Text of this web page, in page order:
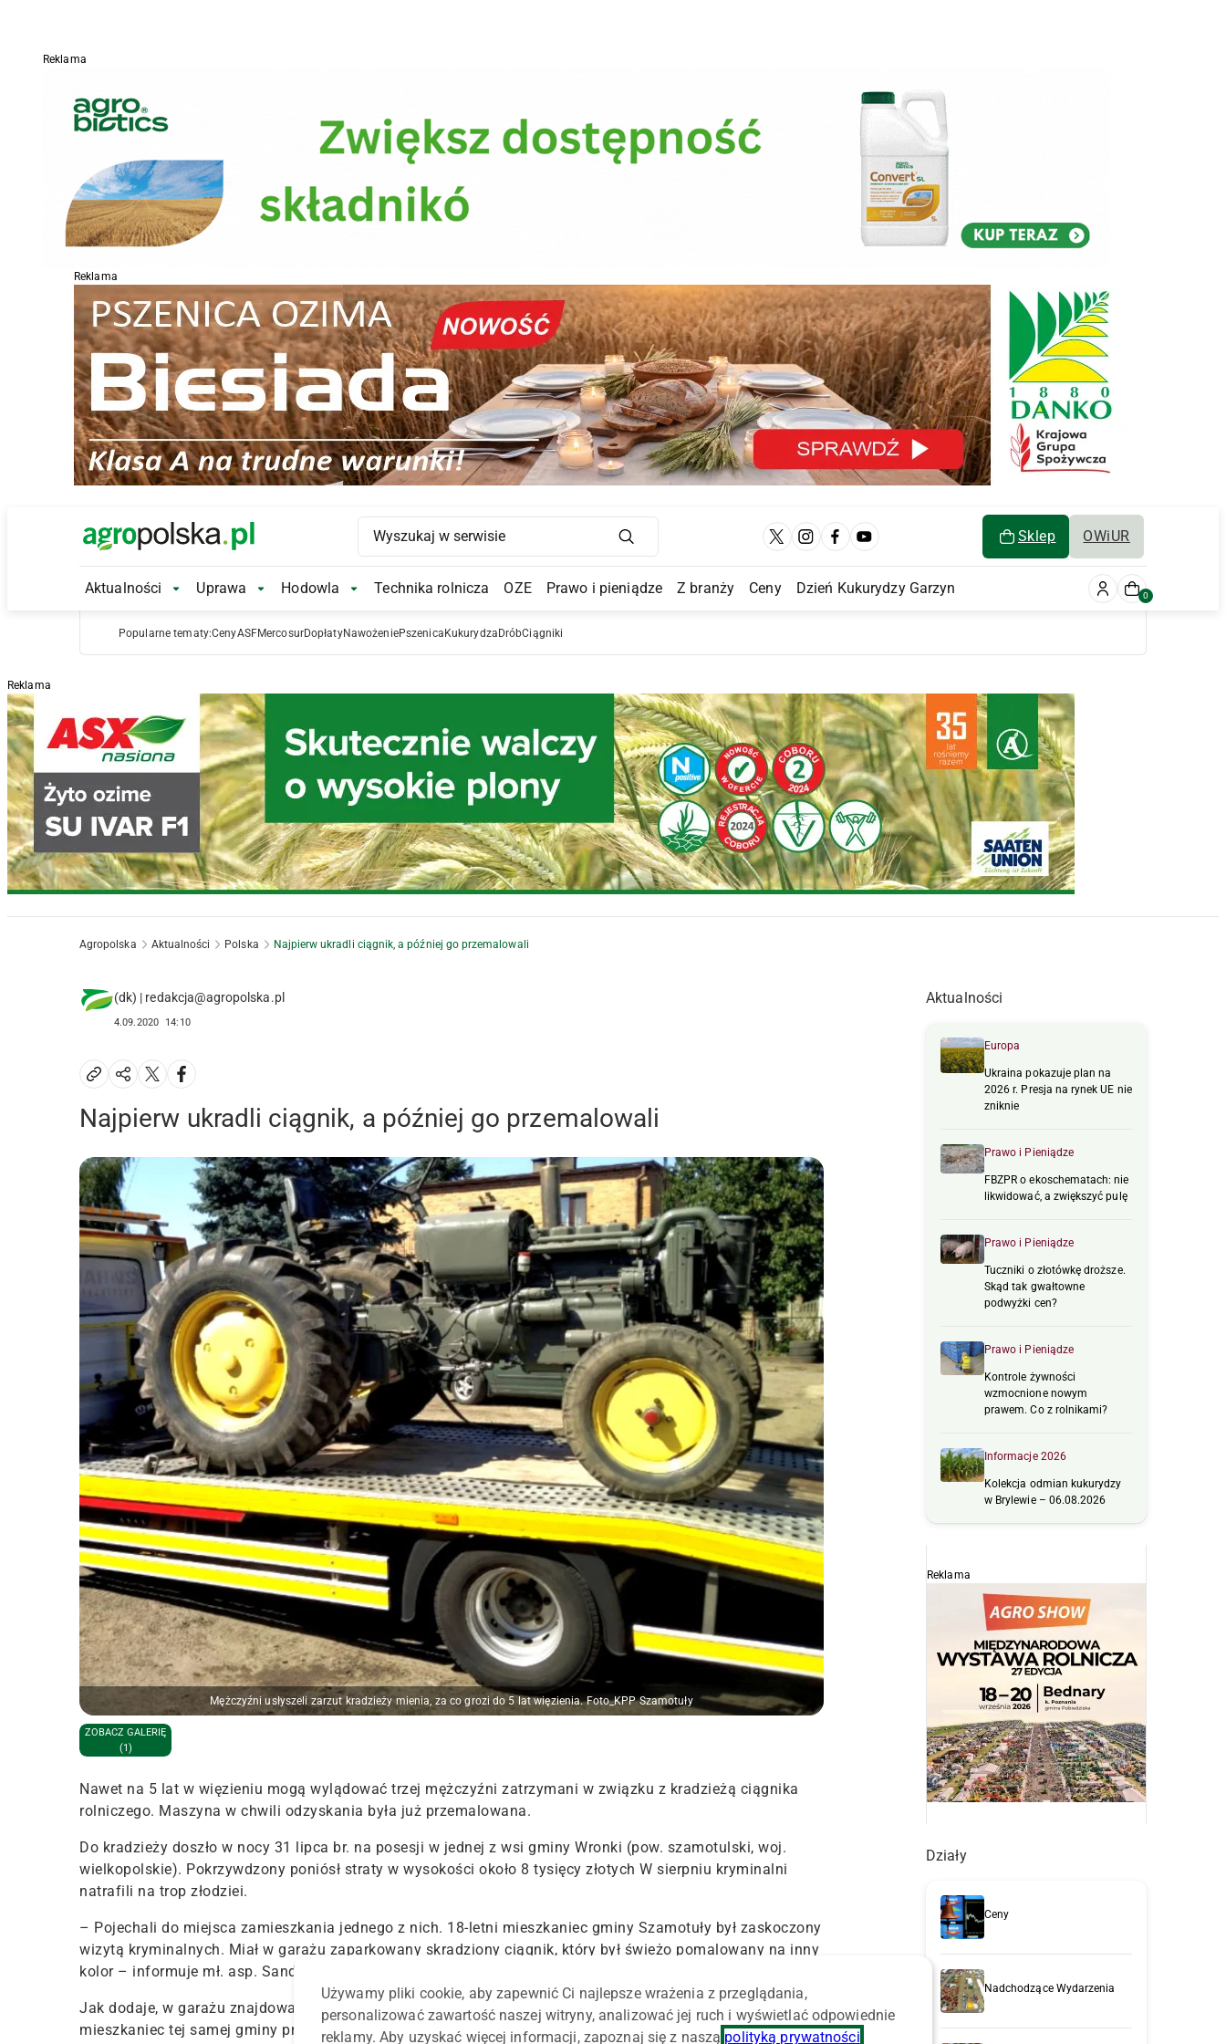
Reklama
Reklama
Main Logo Sklep OWiUR
Main Navigation
Aktualności Aktualności Submenu
Uprawa Uprawa Submenu
Hodowla Hodowla Submenu
Technika rolnicza OZE Prawo i pieniądze Z branży Ceny Dzień Kukurydzy Garzyn 0
Popularne tematy:CenyASFMercosurDopłatyNawożeniePszenica Kukurydza DróbCiągniki
Reklama
Agropolska Aktualności Polska Najpierw ukradli ciągnik, a później go przemalowali
(dk) | redakcja@agropolska.pl
4.09.2020 14:10
Najpierw ukradli ciągnik, a później go przemalowali
Mężczyźni usłyszeli zarzut kradzieży mienia, za co grozi do 5 lat więzienia. Foto_KPP Szamotuły
ZOBACZ GALERIĘ
(1)
Nawet na 5 lat w więzieniu mogą wylądować trzej mężczyźni zatrzymani w związku z kradzieżą ciągnika
rolniczego. Maszyna w chwili odzyskania była już przemalowana.
Do kradzieży doszło w nocy 31 lipca br. na posesji w jednej z wsi gminy Wronki (pow. szamotulski, woj.
wielkopolskie). Pokrzywdzony poniósł straty w wysokości około 8 tysięcy złotych W sierpniu kryminalni
natrafili na trop złodziei.
– Pojechali do miejsca zamieszkania jednego z nich. 18-letni mieszkaniec gminy Szamotuły był zaskoczony
wizytą kryminalnych. Miał w garażu zaparkowany skradziony ciągnik, który był świeżo pomalowany na inny
kolor – informuje mł. asp. Sandra Chuda, oficer prasowy Komendy Powiatowej Policji w Szamotułach.
Jak dodaje, w garażu znajdował się też drugi z mężczyzn, podejrzewany o współudział w kradzieży. 26-letni
mieszkaniec tej samej gminy próbował ukryć się za stojącą w garażu bryczką.
Aktualności
Europa
Ukraina pokazuje plan na
2026 r. Presja na rynek UE nie
zniknie
Prawo i Pieniądze
FBZPR o ekoschematach: nie
likwidować, a zwiększyć pulę
Prawo i Pieniądze
Tuczniki o złotówkę droższe.
Skąd tak gwałtowne
podwyżki cen?
Prawo i Pieniądze
Kontrole żywności
wzmocnione nowym
prawem. Co z rolnikami?
Informacje 2026
Kolekcja odmian kukurydzy
w Brylewie – 06.08.2026
Reklama
Działy
Ceny
Nadchodzące Wydarzenia
Używamy pliki cookie, aby zapewnić Ci najlepsze wrażenia z przeglądania,
personalizować zawartość naszej witryny, analizować jej ruch i wyświetlać odpowiednie
reklamy. Aby uzyskać więcej informacji, zapoznaj się z naszą polityką prywatności